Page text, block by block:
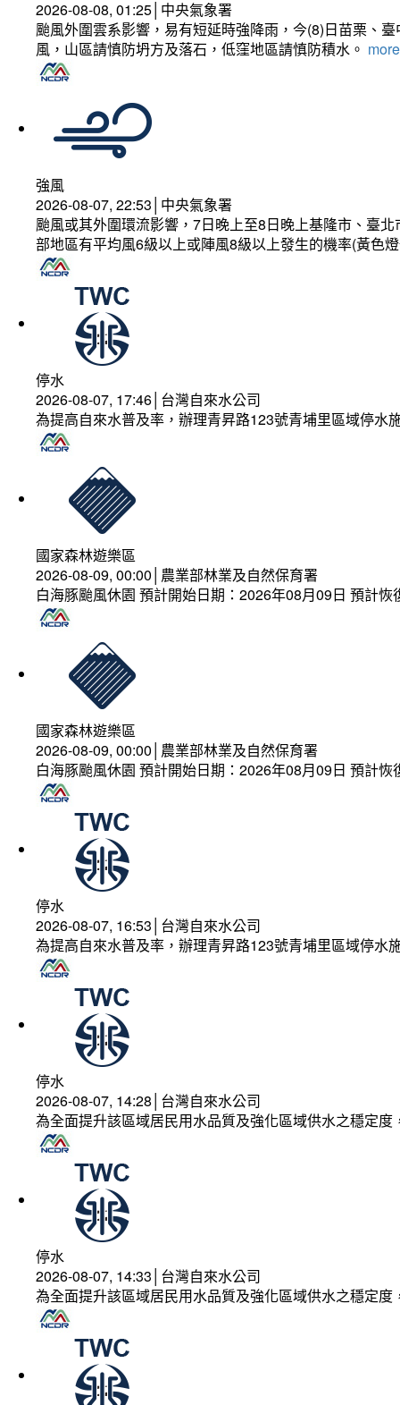
2026-08-08, 01:25│中央氣象署
颱風外圍雲系影響，易有短延時強降雨，今(8)日苗栗、
風，山區請慎防坍方及落石，低窪地區請慎防積水。
強風
2026-08-07, 22:53│中央氣象署
颱風或其外圍環流影響，7日晚上至8日晚上基隆市、臺
部地區有平均風6級以上或陣風8級以上發生的機率(黃色
停水
2026-08-07, 17:46│台灣自來水公司
為提高自來水普及率，辦理青昇路123號青埔里區域停水
國家森林遊樂區
2026-08-09, 00:00│農業部林業及自然保育署
白海豚颱風休園 預計開始日期：2026年08月09日 預計
國家森林遊樂區
2026-08-09, 00:00│農業部林業及自然保育署
白海豚颱風休園 預計開始日期：2026年08月09日 預計
停水
2026-08-07, 16:53│台灣自來水公司
為提高自來水普及率，辦理青昇路123號青埔里區域停水
停水
2026-08-07, 14:28│台灣自來水公司
為全面提升該區域居民用水品質及強化區域供水之穩定
停水
2026-08-07, 14:33│台灣自來水公司
為全面提升該區域居民用水品質及強化區域供水之穩定